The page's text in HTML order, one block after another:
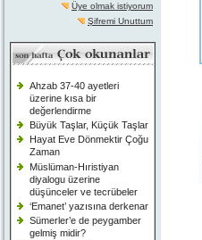
Üye olmak istiyorum
Şifremi Unuttum
Ahzab 37-40 ayetleri
üzerine kısa bir
değerlendirme
Büyük Taşlar, Küçük Taşlar
Hayat Eve Dönmektir Çoğu
Zaman
Müslüman-Hıristiyan
diyalogu üzerine
düşünceler ve tecrübeler
‘Emanet’ yazısına derkenar
Sümerler’e de peygamber
gelmiş midir?